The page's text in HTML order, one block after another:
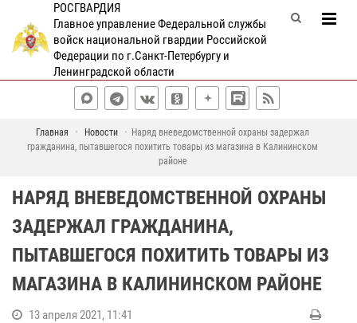
РОСГВАРДИЯ
Главное управление Федеральной службы
войск национальной гвардии Российской
Федерации по г.Санкт-Петербургу и
Ленинградской области
Главная Новости
Наряд вневедомственной охраны задержал
гражданина, пытавшегося похитить товары из магазина в Калининском
районе
НАРЯД ВНЕВЕДОМСТВЕННОЙ ОХРАНЫ
ЗАДЕРЖАЛ ГРАЖДАНИНА,
ПЫТАВШЕГОСЯ ПОХИТИТЬ ТОВАРЫ ИЗ
МАГАЗИНА В КАЛИНИНСКОМ РАЙОНЕ
13 апреля 2021, 11:41